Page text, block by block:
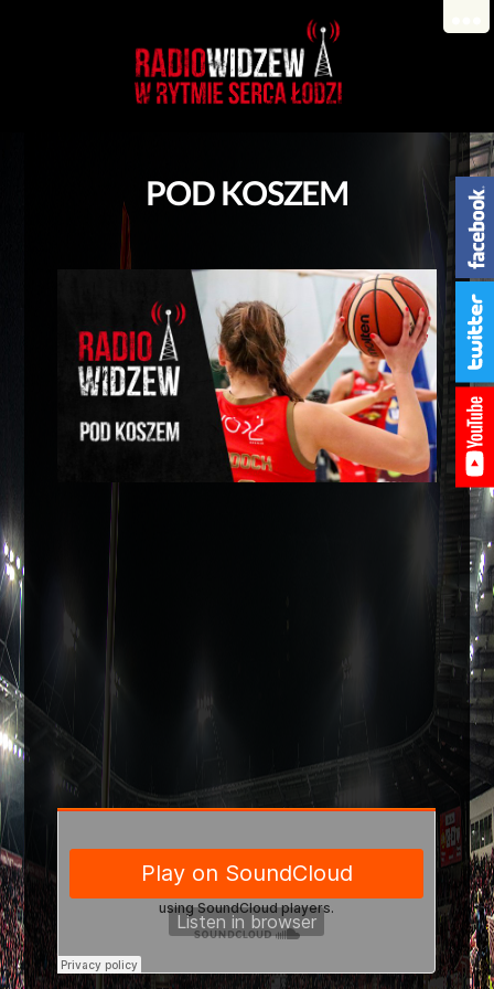
POD KOSZEM